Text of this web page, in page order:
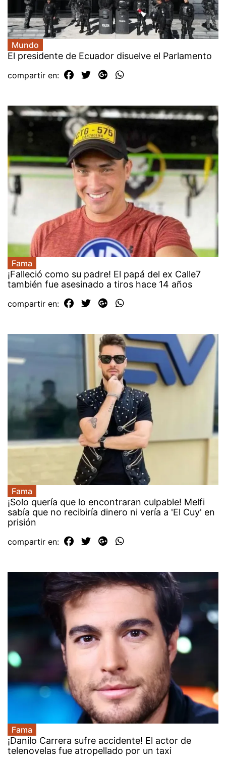
Mundo
El presidente de Ecuador disuelve el Parlamento
compartir en:
Fama
¡Falleció como su padre! El papá del ex Calle7
también fue asesinado a tiros hace 14 años
compartir en:
Fama
¡Solo quería que lo encontraran culpable! Melfi
sabía que no recibiría dinero ni vería a 'El Cuy' en
prisión
compartir en:
Fama
¡Danilo Carrera sufre accidente! El actor de
telenovelas fue atropellado por un taxi